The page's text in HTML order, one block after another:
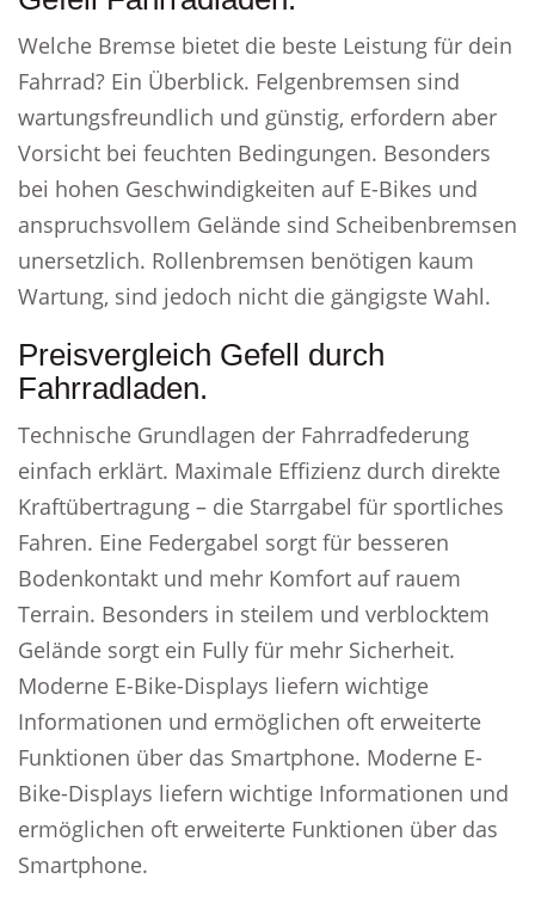
Welche Bremse bietet die beste Leistung für dein
Fahrrad? Ein Überblick. Felgenbremsen sind
wartungsfreundlich und günstig, erfordern aber
Vorsicht bei feuchten Bedingungen. Besonders
bei hohen Geschwindigkeiten auf E-Bikes und
anspruchsvollem Gelände sind Scheibenbremsen
unersetzlich. Rollenbremsen benötigen kaum
Wartung, sind jedoch nicht die gängigste Wahl.
Preisvergleich Gefell durch
Fahrradladen.
Technische Grundlagen der Fahrradfederung
einfach erklärt. Maximale Effizienz durch direkte
Kraftübertragung – die Starrgabel für sportliches
Fahren. Eine Federgabel sorgt für besseren
Bodenkontakt und mehr Komfort auf rauem
Terrain. Besonders in steilem und verblocktem
Gelände sorgt ein Fully für mehr Sicherheit.
Moderne E-Bike-Displays liefern wichtige
Informationen und ermöglichen oft erweiterte
Funktionen über das Smartphone. Moderne E-
Bike-Displays liefern wichtige Informationen und
ermöglichen oft erweiterte Funktionen über das
Smartphone.